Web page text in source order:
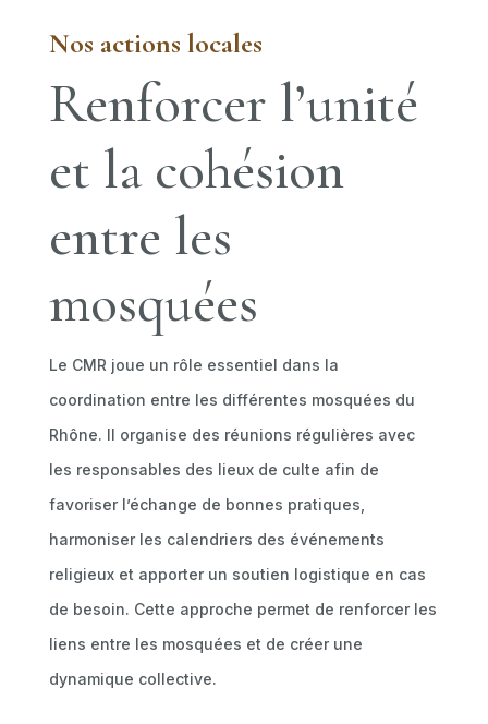
Nos actions locales
Renforcer l’unité
et la cohésion
entre les
mosquées
Le CMR joue un rôle essentiel dans la
coordination entre les différentes mosquées du
Rhône. Il organise des réunions régulières avec
les responsables des lieux de culte afin de
favoriser l’échange de bonnes pratiques,
harmoniser les calendriers des événements
religieux et apporter un soutien logistique en cas
de besoin. Cette approche permet de renforcer les
liens entre les mosquées et de créer une
dynamique collective.